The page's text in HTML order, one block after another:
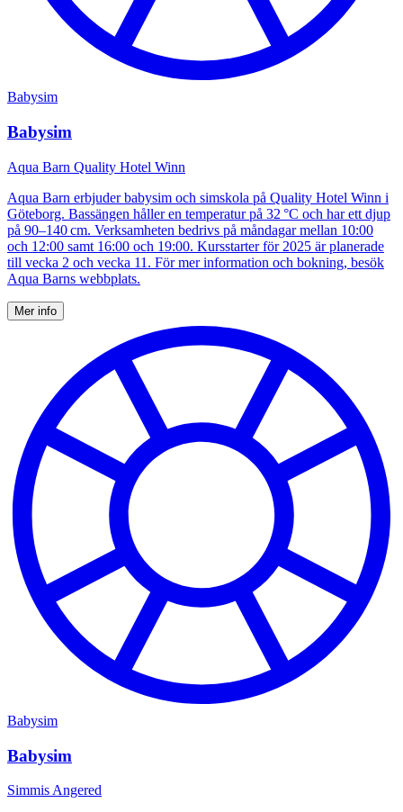
Babysim
Babysim
Aqua Barn Quality Hotel Winn
Aqua Barn erbjuder babysim och simskola på Quality Hotel Winn i
Göteborg. Bassängen håller en temperatur på 32 °C och har ett djup
på 90–140 cm. Verksamheten bedrivs på måndagar mellan 10:00
och 12:00 samt 16:00 och 19:00. Kursstarter för 2025 är planerade
till vecka 2 och vecka 11. För mer information och bokning, besök
Aqua Barns webbplats.
Mer info
Babysim
Babysim
Simmis Angered